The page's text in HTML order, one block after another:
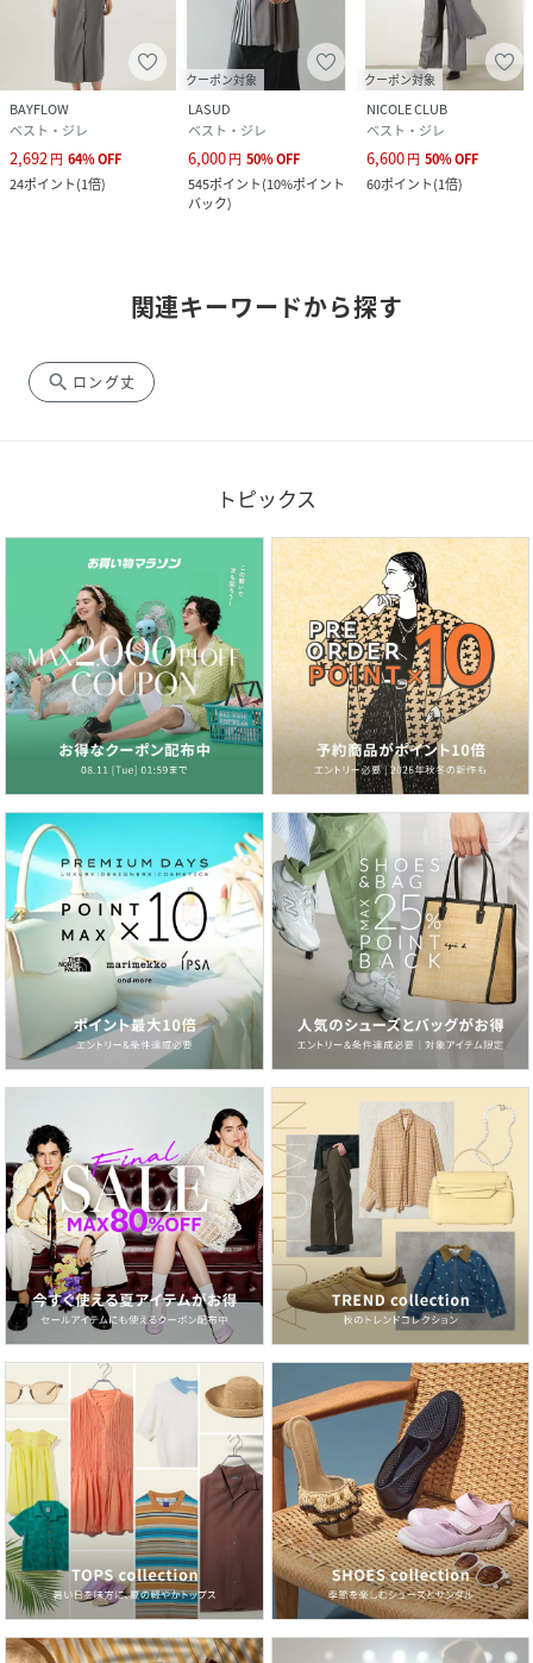
BAYFLOW
ベスト・ジレ
2,692 円 64%OFF
24ポイント(1倍)
クーポン対象
LASUD
ベスト・ジレ
6,000円 50%OFF
545ポイント(10%ポイント
バック)
クーポン対象
NICOLE CLUB
ベスト・ジレ
6,600円 50%OFF
60ポイント(1倍)
関連キーワードから探す
search ロング丈
トピックス